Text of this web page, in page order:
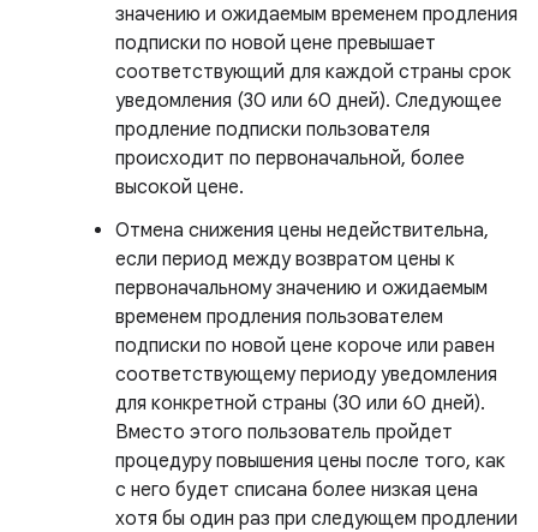
значению и ожидаемым временем продления
подписки по новой цене превышает
соответствующий для каждой страны срок
уведомления (30 или 60 дней). Следующее
продление подписки пользователя
происходит по первоначальной, более
высокой цене.
Отмена снижения цены недействительна,
если период между возвратом цены к
первоначальному значению и ожидаемым
временем продления пользователем
подписки по новой цене короче или равен
соответствующему периоду уведомления
для конкретной страны (30 или 60 дней).
Вместо этого пользователь пройдет
процедуру повышения цены после того, как
с него будет списана более низкая цена
хотя бы один раз при следующем продлении